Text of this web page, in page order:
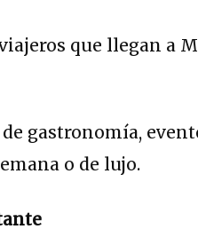
que llegan a
gastronomía,
o de lujo.